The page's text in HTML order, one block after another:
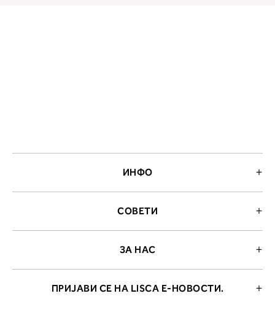
ИНФО
СОВЕТИ
ЗА НАС
ПРИЈАВИ СЕ НА LISCA Е-НОВОСТИ.